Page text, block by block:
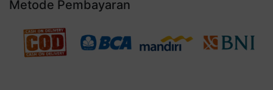
Metode Pembayaran